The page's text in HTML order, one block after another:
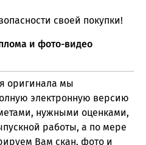
своей покупки!
и фото-видео
оригинала мы
электронную версию
нужными оценками,
работы, а по мере
Вам скан, фото и